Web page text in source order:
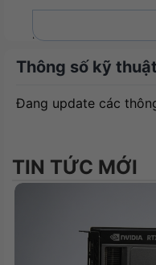
tuần tự 4.400 MB/
phản hồi vượt trội.
MÁY TÍNH
NHANH
Tải trò chơi, khởi
tất cả đều nhanh
Thông số kỹ thuật
Đang update các
TIN TỨC MỚI